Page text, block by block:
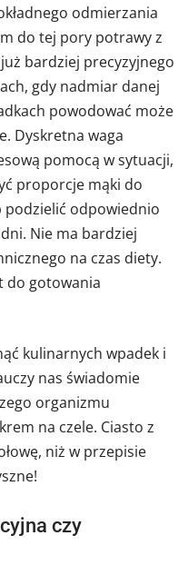
odmierzania
do tej pory potrawy z
bardziej precyzyjnego
gdy nadmiar danej
powodować może
Dyskretna waga
pomocą w sytuacji,
proporcje mąki do
podzielić odpowiednio
Nie ma bardziej
na czas diety.
do gotowania
kulinarnych wpadek i
nas świadomie
organizmu
na czele. Ciasto z
niż w przepisie
czy